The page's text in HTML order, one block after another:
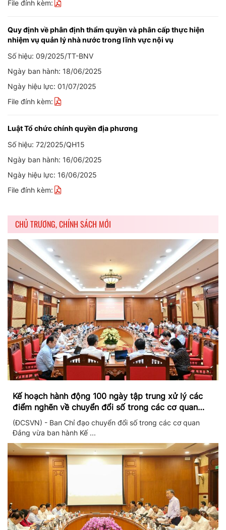
File đính kèm:
Quy định về phân định thẩm quyền và phân cấp thực hiện
nhiệm vụ quản lý nhà nước trong lĩnh vực nội vụ
Số hiệu: 09/2025/TT-BNV
Ngày ban hành: 18/06/2025
Ngày hiệu lực: 01/07/2025
File đính kèm:
Luật Tổ chức chính quyền địa phương
Số hiệu: 72/2025/QH15
Ngày ban hành: 16/06/2025
Ngày hiệu lực: 16/06/2025
File đính kèm:
CHỦ TRƯƠNG, CHÍNH SÁCH MỚI
Kế hoạch hành động 100 ngày tập trung xử lý các
điểm nghẽn về chuyển đổi số trong các cơ quan
Đảng
(ĐCSVN) - Ban Chỉ đạo chuyển đổi số trong các cơ quan
Đảng vừa ban hành Kế ...